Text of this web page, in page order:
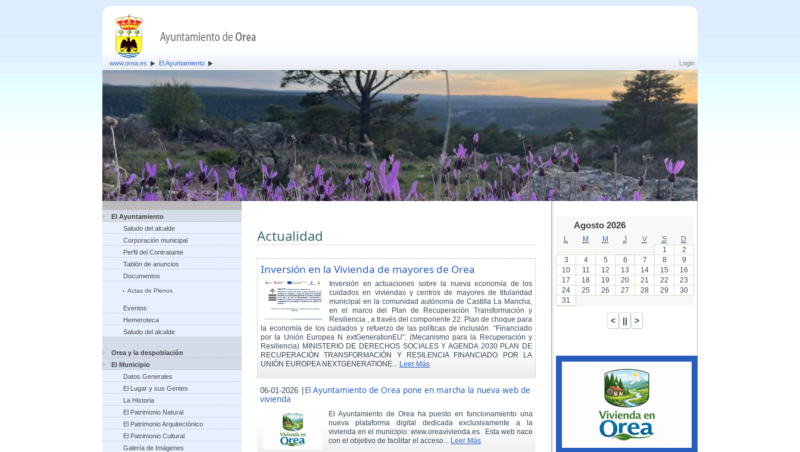
Login
www.orea.es El Ayuntamiento
El Ayuntamiento
Saludo del alcalde
Corporación municipal
Perfil del Contratante
Tablón de anuncios
Documentos
Actas de Plenos
Eventos
Hemeroteca
Saludo del alcalde
Orea y la despoblación
El Municipio
Datos Generales
El Lugar y sus Gentes
La Historia
El Patrimonio Natural
El Patrimonio Arquitectónico
El Patrimonio Cultural
Galería de Imágenes
Actualidad
Inversión en la Vivienda de mayores de Orea
Inversión en actuaciones sobre la nueva economía de los
cuidados en viviendas y centros de mayores de titularidad
municipal en la comunidad autónoma de Castilla La Mancha,
en el marco del Plan de Recuperación Transformación y
Resiliencia , a través del componente 22. Plan de choque para
la economía de los cuidados y refuerzo de las políticas de inclusión. “Financiado
por la Unión Europea N extGenerationEU”. (Mecanismo para la Recuperación y
Resiliencia) MINISTERIO DE DERECHOS SOCIALES Y AGENDA 2030 PLAN DE
RECUPERACIÓN TRANSFORMACIÓN Y RESILENCIA FINANCIADO POR LA
UNIÓN EUROPEA NEXTGENERATIONE... Leer Más
06-01-2026 |El Ayuntamiento de Orea pone en marcha la nueva web de
vivienda
El Ayuntamiento de Orea ha puesto en funcionamiento una
nueva plataforma digital dedicada exclusivamente a la
vivienda en el municipio: www.oreavivienda.es Esta web nace
con el objetivo de facilitar el acceso... Leer Más
Agosto 2026
M M J V S
D
1
2
3
4 5 6 7 8
9
10
11 12 13 14 15
16
17
18 19 20 21 22
23
24
25 26 27 28 29
30
31